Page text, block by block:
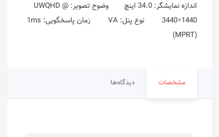
اندازه نمایشگر: 34.0 اینچ وضوح تصویر: UWQHD @
3440×1440 نوع پنل: VA زمان پاسخگویی: 1ms
(MPRT)
مشخصات دیدگاه‌ها